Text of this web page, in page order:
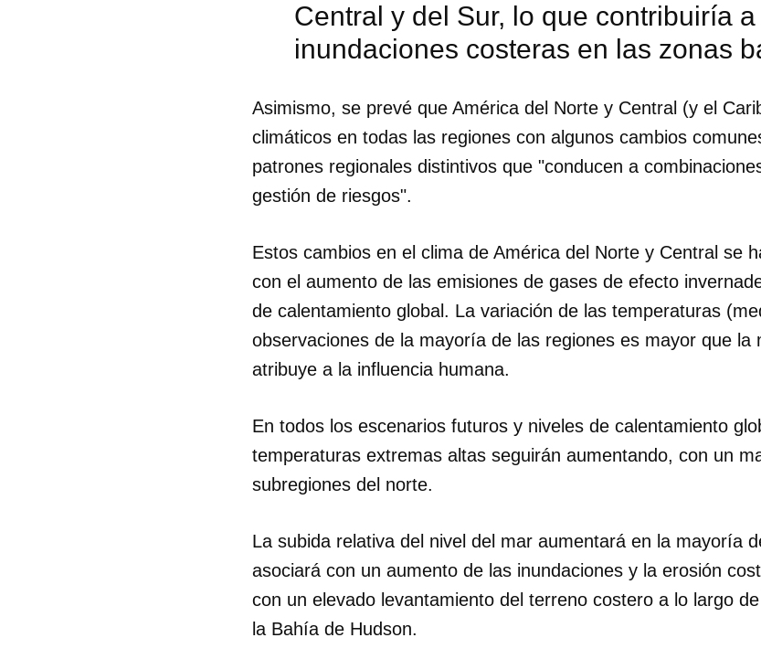
Para poder guardar como favorito, primero has de iniciar
cuenta de 14ymedio.
Central y del Sur, lo que contribuiría
inundaciones costeras en las zonas
Asimismo, se prevé que América del Norte y Central (y el
climáticos en todas las regiones con algunos cambios
patrones regionales distintivos que "conducen a
gestión de riesgos".
Estos cambios en el clima de América del Norte y Central se
con el aumento de las emisiones de gases de efecto
de calentamiento global. La variación de las temperaturas
observaciones de la mayoría de las regiones es mayor que la
atribuye a la influencia humana.
En todos los escenarios futuros y niveles de calentamiento
temperaturas extremas altas seguirán aumentando, con un
subregiones del norte.
La subida relativa del nivel del mar aumentará en la mayoría
asociará con un aumento de las inundaciones y la erosión
con un elevado levantamiento del terreno costero a lo largo
la Bahía de Hudson.